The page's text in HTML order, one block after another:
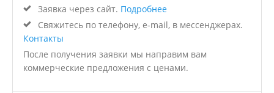
Заявка через сайт. Подробнее
Свяжитесь по телефону, e-mail, в мессенджерах.
Контакты
После получения заявки мы направим вам
коммерческие предложения с ценами.